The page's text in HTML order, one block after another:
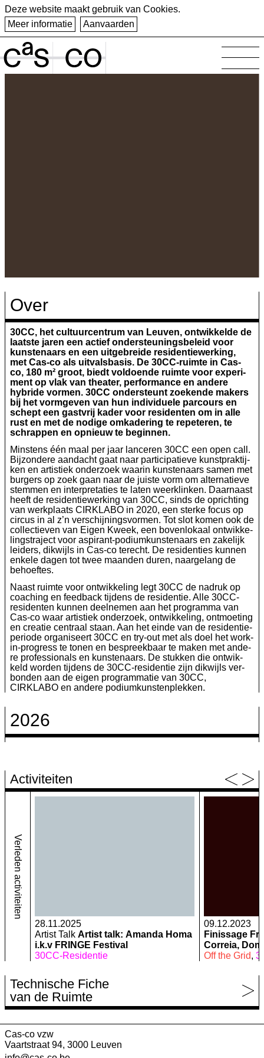
Deze website maakt gebruik van Cookies.
Meer informatie
Aanvaarden
Over
30CC, het cul­tuur­cen­trum van Leuven, ont­wik­kel­de de
laat­ste jaren een actief onder­steu­nings­be­leid voor
kun­ste­naars en een uit­ge­brei­de resi­den­tie­wer­king,
met Cas-co als uit­vals­ba­sis. De 30CC-ruim­te in Cas-
co, 180 m² groot, biedt vol­doen­de ruim­te voor expe­ri­
ment op vlak van the­a­ter, per­for­man­ce en ande­re
hybri­de vor­men. 30CC onder­steunt zoe­ken­de makers
bij het vorm­ge­ven van hun indi­vi­du­e­le par­cours en
schept een gast­vrij kader voor resi­den­ten om in alle
rust en met de nodi­ge omka­de­ring te repe­te­ren, te
schrap­pen en opnieuw te beginnen.
Minstens één maal per jaar lan­ce­ren 30CC een open call.
Bijzondere aan­dacht gaat naar par­ti­ci­pa­tie­ve kunst­prak­tij­
ken en artis­tiek onder­zoek waar­in kun­ste­naars samen met
bur­gers op zoek gaan naar de juis­te vorm om alter­na­tie­ve
stem­men en inter­pre­ta­ties te laten weer­klin­ken. Daarnaast
heeft de resi­den­tie­wer­king van 30CC, sinds de oprich­ting
van werk­plaats CIRKLABO in 2020, een ster­ke focus op
cir­cus in al z’n ver­schij­nings­vor­men. Tot slot komen ook de
col­lec­tie­ven van Eigen Kweek, een boven­lo­kaal ont­wik­ke­
lingstra­ject voor aspi­rant-podi­um­kun­ste­naars en zake­lijk
lei­ders, dik­wijls in Cas-co terecht. De resi­den­ties kun­nen
enke­le dagen tot twee maan­den duren, naar­ge­lang de
behoeftes.
Naast ruim­te voor ont­wik­ke­ling legt30CC de nadruk op
coa­ching en feed­back tij­dens de resi­den­tie. Alle 30CC-
resi­den­ten kun­nen deel­ne­men aan het pro­gram­ma van
Cas-co waar artis­tiek onder­zoek, ont­wik­ke­ling, ont­moe­ting
en cre­a­tie cen­traal staan. Aan het ein­de van de resi­den­tie­
pe­ri­o­de orga­ni­seert30CC en try-out met als doel het work-
in-pro­gress te tonen en bespreek­baar te maken met ande­
re pro­fes­si­o­nals en kun­ste­naars. De stuk­ken die ont­wik­
keld wor­den tij­dens de 30CC-resi­den­tie zijn dik­wijls ver­
bon­den aan de eigen pro­gram­ma­tie van 30CC,
CIRKLABO en ande­re podiumkunstenplekken.
2026
Activiteiten
Verleden activiteiten
28.11.2025
Artist Talk Artist talk: Amanda Homa
i.k.v FRINGE Festival
30CC-Residentie
09.12.2023
Finissage
Correia,
Off the Grid,
Technische Fiche
van de Ruimte
Cas-co vzw
Vaartstraat 94, 3000 Leuven